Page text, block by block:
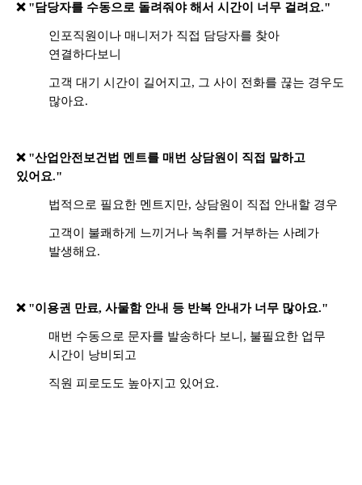
❌ "담당자를 수동으로 돌려줘야 해서 시간이 너무 걸려요."
인포직원이나 매니저가 직접 담당자를 찾아
연결하다보니
고객 대기 시간이 길어지고, 그 사이 전화를 끊는 경우도
많아요.
❌ "산업안전보건법 멘트를 매번 상담원이 직접 말하고
있어요."
법적으로 필요한 멘트지만, 상담원이 직접 안내할 경우
고객이 불쾌하게 느끼거나 녹취를 거부하는 사례가
발생해요.
❌ "이용권 만료, 사물함 안내 등 반복 안내가 너무 많아요."
매번 수동으로 문자를 발송하다 보니, 불필요한 업무
시간이 낭비되고
직원 피로도도 높아지고 있어요.